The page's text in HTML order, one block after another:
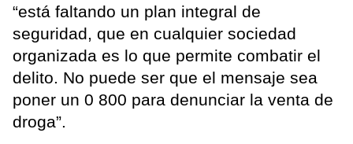
“está faltando un plan integral de
seguridad, que en cualquier sociedad
organizada es lo que permite combatir el
delito. No puede ser que el mensaje sea
poner un 0 800 para denunciar la venta de
droga”.